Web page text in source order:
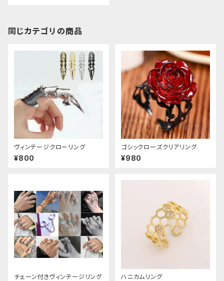
同じカテゴリの商品
ヴィンテージクローリング
¥800
ゴシックローズクリアリング
¥980
チェーン付きヴィンテージリング ハニカムリング